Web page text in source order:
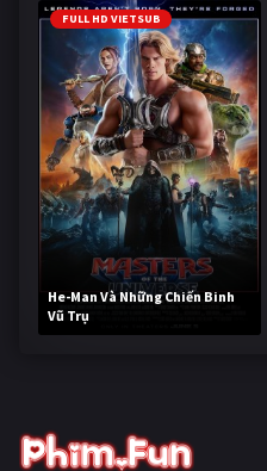
FULL HD VIETSUB
He-Man Và Những Chiến Binh
Vũ Trụ
233,679 lượt xem